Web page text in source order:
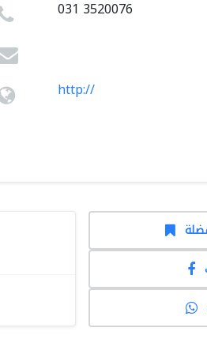
031 3520076
http://